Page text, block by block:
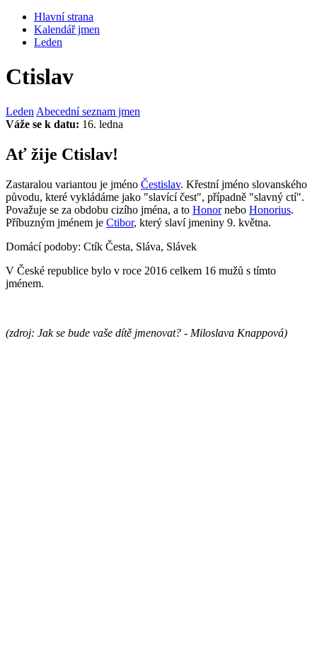
Hlavní strana
Kalendář jmen
Leden
Ctislav
Leden Abecední seznam jmen
Váže se k datu: 16. ledna
Ať žije Ctislav!
Zastaralou variantou je jméno Čestislav. Křestní jméno slovanského
původu, které vykládáme jako "slavící čest", případně "slavný ctí".
Považuje se za obdobu cizího jména, a to Honornebo Honorius.
Příbuzným jménem je Ctibor, který slaví jmeniny 9. května.
Domácí podoby: Ctík Česta, Sláva, Slávek
V České republice bylo v roce 2016 celkem 16 mužů s tímto
jménem.
(zdroj: Jak se bude vaše dítě jmenovat? - Miloslava Knappová)